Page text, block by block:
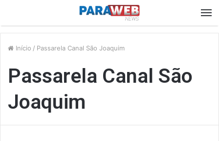
Início / Passarela Canal São Joaquim
Passarela Canal São
Joaquim